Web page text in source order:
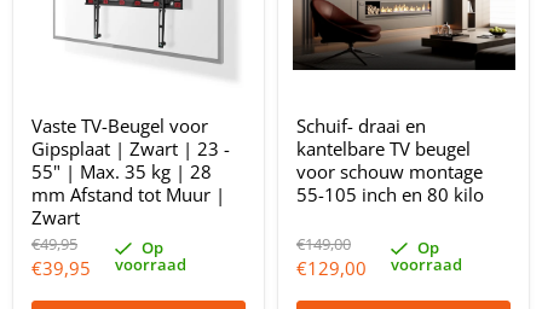
Vaste TV-Beugel voor
Gipsplaat | Zwart | 23 -
55" | Max. 35 kg | 28
mm Afstand tot Muur |
Zwart
Oorspronkelijke
prijs
€49,95
Huidige
€39,95
Op
voorraad
Schuif- draai en
kantelbare TV beugel
voor schouw montage
55-105 inch en 80 kilo
Oorspronkelijke
prijs
€149,00
Huidige
€129,00
Op
voorraad